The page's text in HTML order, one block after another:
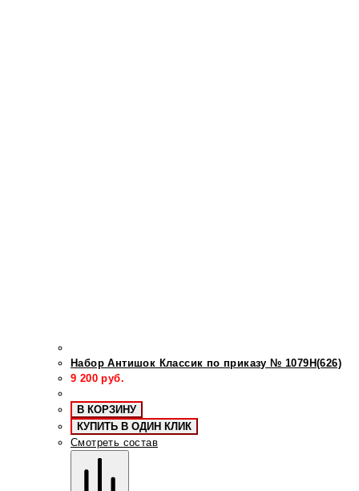
Набор Антишок Классик по приказу № 1079Н(626)
9 200 руб.
В КОРЗИНУ
КУПИТЬ В ОДИН КЛИК
Смотреть состав